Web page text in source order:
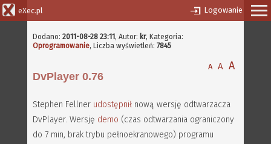
eXec.pl Logowanie
Dodano: 2011-08-28 23:11 , Autor: kr, Kategoria:
Oprogramowanie, Liczba wyświetleń: 7845
A A A
DvPlayer 0.76
Stephen Fellner udostępnił nową wersję odtwarzacza
DvPlayer. Wersję demo (czas odtwarzania ograniczony
do 7 min, brak trybu pełnoekranowego) programu